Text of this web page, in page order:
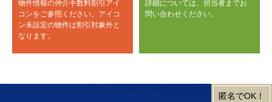
物件情報の仲介手数料割引アイ
コンをご参照ください。 アイコ
ン未設定の物件は割引対象外と
なります。
詳細については、担当者までお
問い合わせください。